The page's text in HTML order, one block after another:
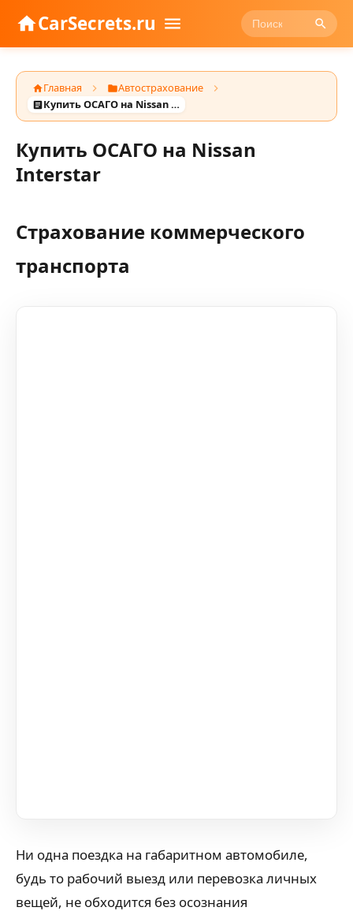
CarSecrets.ru
Главная
Автострахование
Купить ОСАГО на Nissan Interstar
Купить ОСАГО на Nissan
Interstar
Страхование коммерческого
транспорта
Ни одна поездка на габаритном автомобиле,
будь то рабочий выезд или перевозка личных
вещей, не обходится без осознания